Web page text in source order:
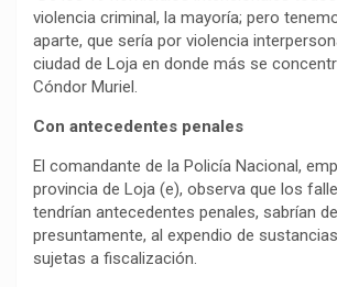
violencia criminal, la mayoría; pero
aparte, que sería por violencia
ciudad de Loja en donde más se
Cóndor Muriel.
Con antecedentes penales
El comandante de la Policía Nacional,
provincia de Loja (e), observa que los
tendrían antecedentes penales, sabrían
presuntamente, al expendio de
sujetas a fiscalización.